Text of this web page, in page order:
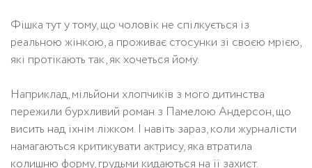
Фішка тут у тому, що чоловік не спілкується із
реальною жінкою, а проживає стосунки зі своєю мрією,
які протікають так, як хочеться йому.
Наприклад, мільйони хлопчиків з мого дитинства
пережили бурхливий роман з Памелою Андерсон, що
висить над їхнім ліжком. І навіть зараз, коли журналісти
намагаються критикувати актрису, яка втратила
колишню форму, грудьми кидаються на її захист.